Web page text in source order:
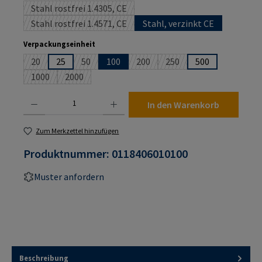
Stahl rostfrei 1.4305, CE(Diese Option ist zurzeit nicht verfügbar.)
Stahl rostfrei 1.4571, CE(Diese Option ist zurzeit nicht verfügbar.)
Stahl, verzinkt CE
Verpackungseinheit
20(Diese Option ist zurzeit nicht verfügbar.)
25 50(Diese Option ist zurzeit nicht verfügbar.)
100 200(Diese Option ist zurzeit nicht
250(Diese Option ist zurzeit
500
1000(Diese Option ist zurzeit nicht verfügbar.)
2000(Diese Option ist zurzeit nicht verfügbar.)
In den Warenkorb
Zum Merkzettel hinzufügen
Produktnummer: 0118406010100
Muster anfordern
Beschreibung